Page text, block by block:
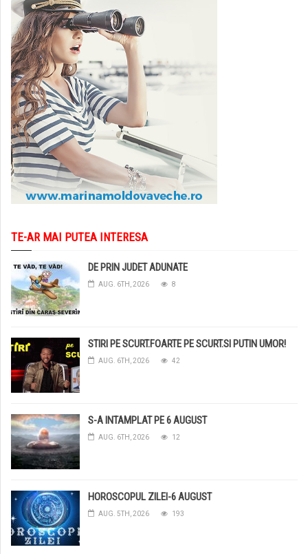
TE-AR MAI PUTEA INTERESA
DE PRIN JUDET ADUNATE
AUG. 6TH, 2026 8
STIRI PE SCURT.FOARTE PE SCURT.SI PUTIN UMOR!
AUG. 6TH, 2026 42
S-A INTAMPLAT PE 6 AUGUST
AUG. 6TH, 2026 12
HOROSCOPUL ZILEI-6 AUGUST
AUG. 5TH, 2026 193